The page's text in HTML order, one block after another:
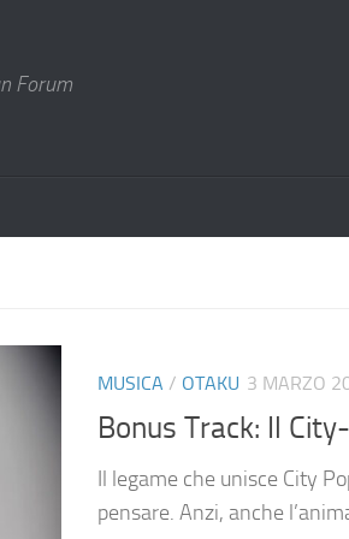
Forum
MUSICA / OTAKU 3 MARZO
Bonus Track: Il
Il legame che unisce City
pensare. Anzi, anche